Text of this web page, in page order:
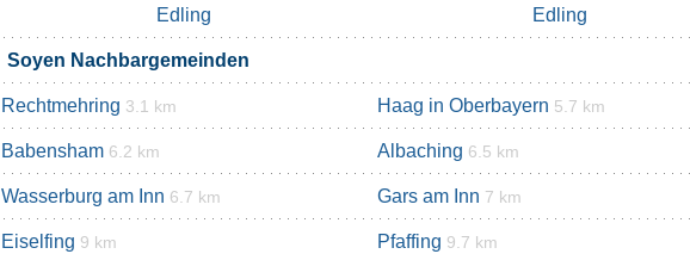
Edling Edling
Soyen Nachbargemeinden
Rechtmehring 3.1 km Haag in Oberbayern 5.7 km
Babensham 6.2 km Albaching 6.5 km
Wasserburg am Inn 6.7 km Gars am Inn 7 km
Eiselfing 9 km Pfaffing 9.7 km